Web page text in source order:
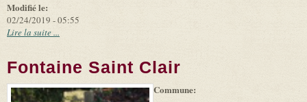
Modifié le:
02/24/2019 - 05:55
Lire la suite ...
Fontaine Saint Clair
Leaflet (link is
|
Commune: